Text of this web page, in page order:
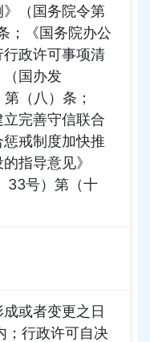
（国务院令第
；《国务院办公
政许可事项清
（国办发
（八）条；
立完善守信联合
戒制度加快推
指导意见》
33号）第（十
或者变更之日
；行政许可自决